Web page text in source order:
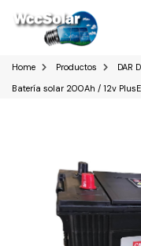
Home Productos
DAR
Batería solar 200Ah / 12v